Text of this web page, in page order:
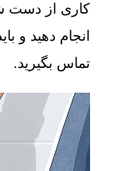
کاری از دست
انجام دهید و
تماس بگیرید.